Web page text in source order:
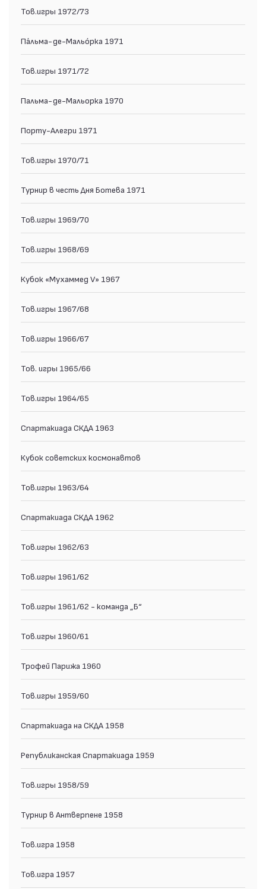
Тов.игры 1972/73
Па́льма-де-Мальо́рка 1971
Тов.игры 1971/72
Пальма-де-Мальорка 1970
Порту-Алегри 1971
Тов.игры 1970/71
Турнир в честь Дня Ботева 1971
Тов.игры 1969/70
Тов.игры 1968/69
Кубок «Мухаммед V» 1967
Тов.игры 1967/68
Тов.игры 1966/67
Тов. игры 1965/66
Тов.игры 1964/65
Спартакиада СКДА 1963
Кубок советских космонавтов
Тов.игры 1963/64
Спартакиада СКДА 1962
Тов.игры 1962/63
Тов.игры 1961/62
Тов.игры 1961/62 - команда „Б“
Тов.игры 1960/61
Трофей Парижа 1960
Тов.игры 1959/60
Спартакиада на СКДА 1958
Републиканская Спартакиада 1959
Тов.игры 1958/59
Турнир в Антверпене 1958
Тов.игра 1958
Тов.игра 1957